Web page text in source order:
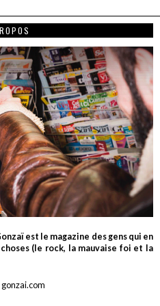
est le magazine des gens qui en
(le rock, la mauvaise foi et la